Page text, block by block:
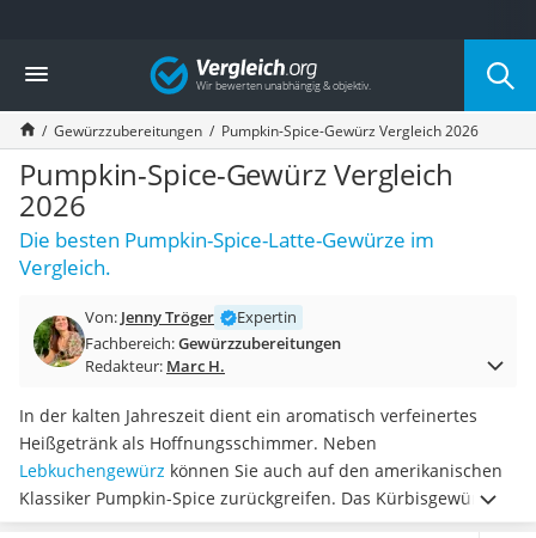
Die beliebtesten Vergleiche nach Kategorie
Lebensmittel
Schwarzkümmelöl
Knäckebrot
Schwarzkümmelöl-Kapseln
Manukahonig
Eiklar
Astronautenkost
Balsamico-Essig
Sardinen
Honig
Eiskaffee-Pulver
Irischer Whiskey
Grapefruitkernextrakt
Matcha-Set
Sojasauce
Vergleich
Gewürzzubereitungen Pumpkin-Spice-Gewürz Vergleich 2026
Pumpkin-Spice-Gewürz Vergleich
2026
Die besten Pumpkin-Spice-Latte-Gewürze im
Vergleich.
Von: Jenny Tröger
Expertin
Fachbereich:Gewürzzubereitungen
Redakteur: Marc H.
In der kalten Jahreszeit dient ein aromatisch verfeinertes
Heißgetränk als Hoffnungsschimmer. Neben
Lebkuchengewürz können Sie auch auf den amerikanischen
Klassiker Pumpkin-Spice zurückgreifen. Das Kürbisgewürz
verleiht laut gängigen Tests im Internet IhremGericht oder